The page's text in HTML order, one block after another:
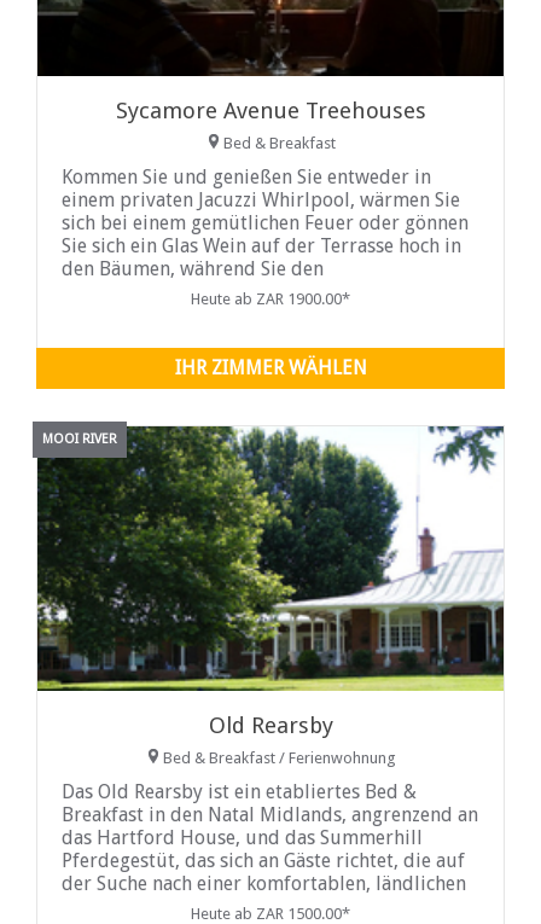
Sycamore Avenue Treehouses
Bed & Breakfast
Kommen Sie und genießen Sie entweder in
einem privaten Jacuzzi Whirlpool, wärmen Sie
sich bei einem gemütlichen Feuer oder gönnen
Sie sich ein Glas Wein auf der Terrasse hoch in
den Bäumen, während Sie den
Sonnenuntergang über Giants Castle in den
Heute ab ZAR 1900.00*
IHR ZIMMER WÄHLEN
MOOI RIVER
Old Rearsby
Bed & Breakfast / Ferienwohnung
Das Old Rearsby ist ein etabliertes Bed &
Breakfast in den Natal Midlands, angrenzend an
das Hartford House, und das Summerhill
Pferdegestüt, das sich an Gäste richtet, die auf
der Suche nach einer komfortablen, ländlichen
Gastfreundschaft sind.Heute ab ZAR 1500.00*